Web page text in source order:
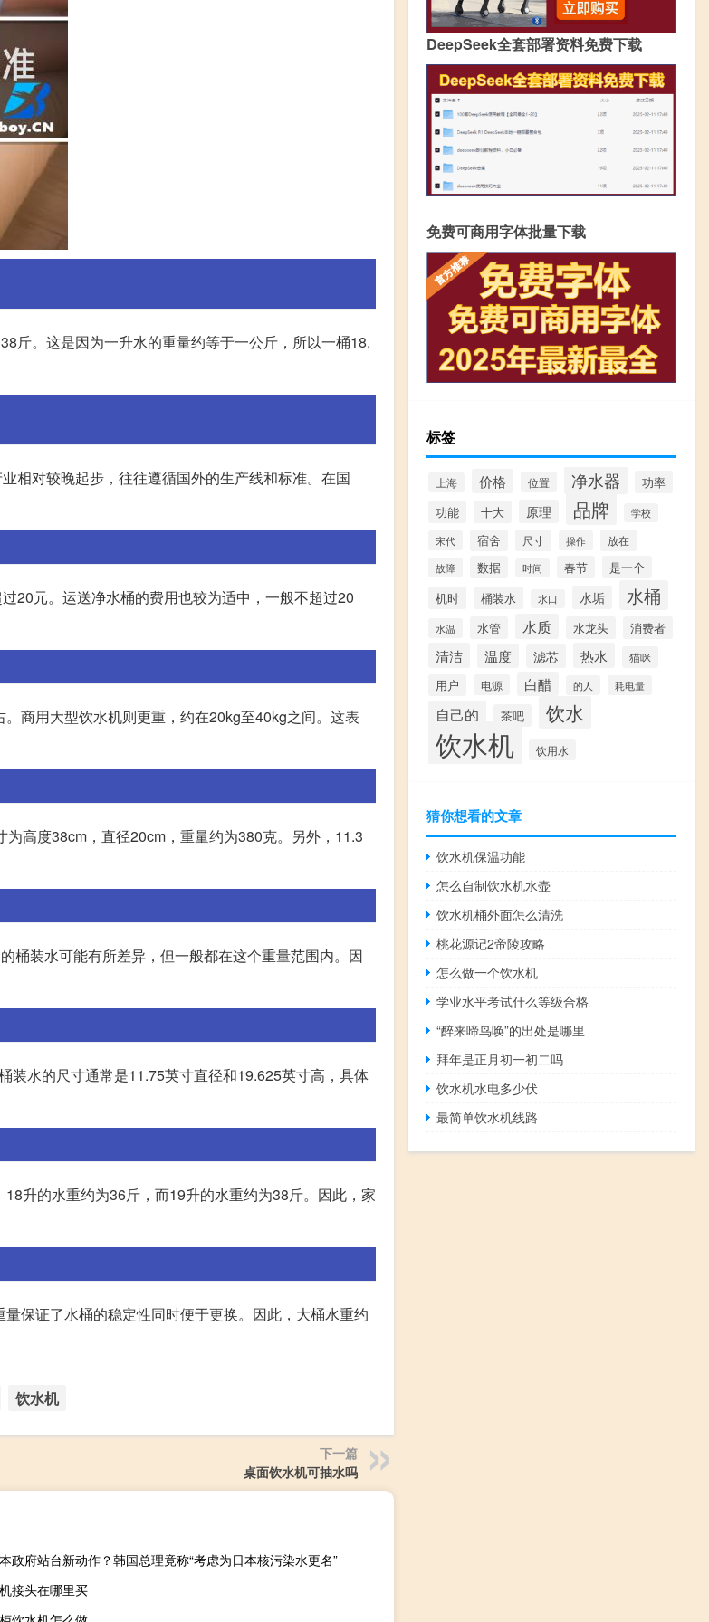
斤。这是因为一升水的重量约等于一公斤，所以一桶18.
相对较晚起步，往往遵循国外的生产线和标准。在国
20元。运送净水桶的费用也较为适中，一般不超过20
商用大型饮水机则更重，约在20kg至40kg之间。这表
高度38cm，直径20cm，重量约为380克。另外，11.3
桶装水可能有所差异，但一般都在这个重量范围内。因
装水的尺寸通常是11.75英寸直径和19.625英寸高，具体
升的水重约为36斤，而19升的水重约为38斤。因此，家
保证了水桶的稳定性同时便于更换。因此，大桶水重约
饮水机
下一篇
桌面饮水机可抽水吗
政府站台新动作？韩国总理竟称“考虑为日本核污染水更名”
接头在哪里买
DeepSeek全套部署资料免费下载
免费可商用字体批量下载
标签
上海 价格 位置 净水器
功率
功能
十大 原理 品牌 学校
宋代 宿舍 尺寸 操作 放在
故障 数据 时间 春节
是一个
机时
桶装水 水口 水垢 水桶
水温 水管 水质 水龙头 消费者
清洁 温度 滤芯 热水
猫咪
用户
电源 白醋 的人 耗电量
自己的 茶吧 饮水
饮水机 饮用水
猜你想看的文章
饮水机保温功能
怎么自制饮水机水壶
饮水机桶外面怎么清洗
桃花源记2帝陵攻略
怎么做一个饮水机
学业水平考试什么等级合格
“醉来啼鸟唤”的出处是哪里
拜年是正月初一初二吗
饮水机水电多少伏
最简单饮水机线路